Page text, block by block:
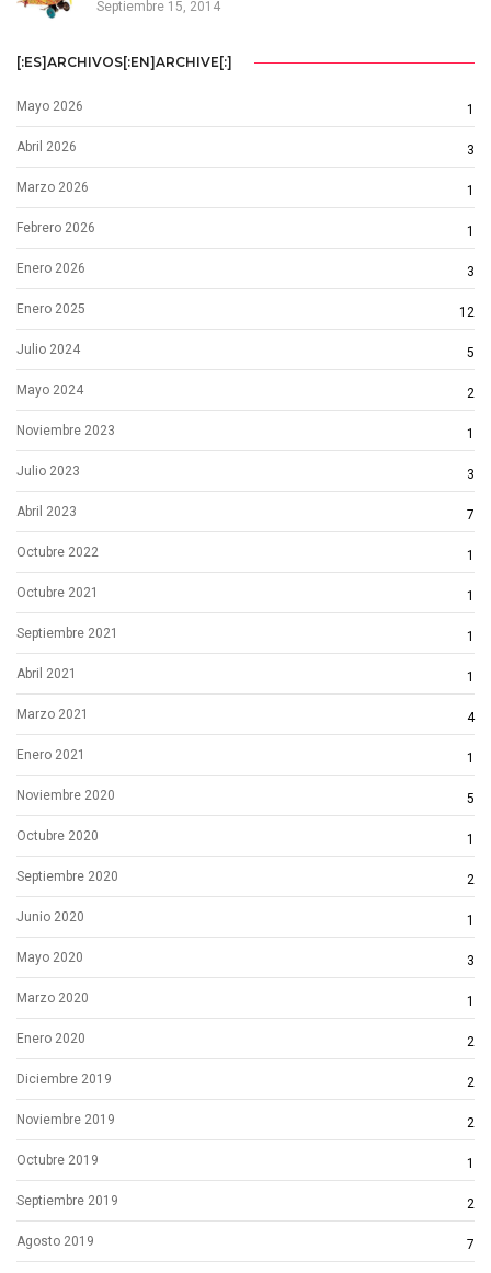
Septiembre 15, 2014
[:ES]ARCHIVOS[:EN]ARCHIVE[:]
Mayo 2026 1
Abril 2026 3
Marzo 2026 1
Febrero 2026 1
Enero 2026 3
Enero 2025 12
Julio 2024 5
Mayo 2024 2
Noviembre 2023 1
Julio 2023 3
Abril 2023 7
Octubre 2022 1
Octubre 2021 1
Septiembre 2021 1
Abril 2021 1
Marzo 2021 4
Enero 2021 1
Noviembre 2020 5
Octubre 2020 1
Septiembre 2020 2
Junio 2020 1
Mayo 2020 3
Marzo 2020 1
Enero 2020 2
Diciembre 2019 2
Noviembre 2019 2
Octubre 2019 1
Septiembre 2019 2
Agosto 2019 7